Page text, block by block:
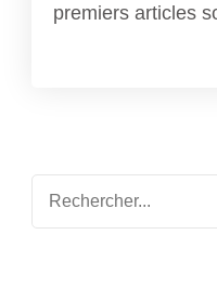
premiers articles
Lire la
Recherche
pour